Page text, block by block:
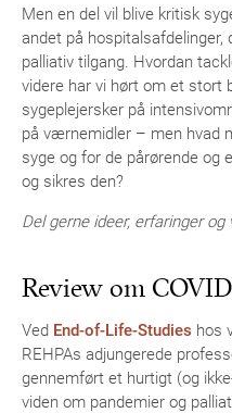
Men en del vil blive kritisk
andet på hospitalsafdelinger,
palliativ tilgang. Hvordan
videre har vi hørt om et stort
sygeplejersker på
på værnemidler – men hvad
syge og for de pårørende og
og sikres den?
Del gerne ideer, erfaringer
Review om
Ved End-of-Life-Studies hos
REHPAs adjungerede
gennemført et hurtigt (og
viden om pandemier og